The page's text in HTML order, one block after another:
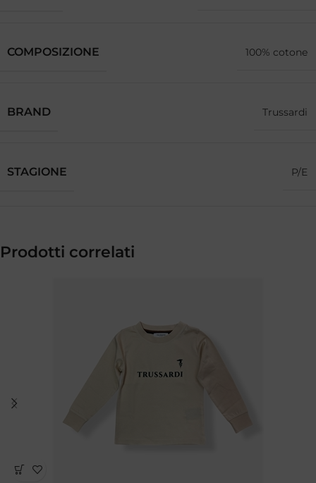
COMPOSIZIONE 100% cotone
BRAND Trussardi
STAGIONE P/E
Prodotti correlati